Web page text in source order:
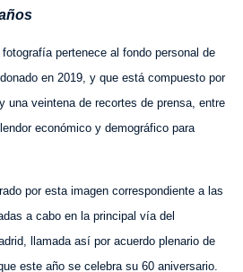
fotografía pertenece al fondo personal de
en 2019, y que está compuesto por
una veintena de recortes de prensa, entre
económico y demográfico para
por esta imagen correspondiente a las
a cabo en la principal vía del
llamada así por acuerdo plenario de
este año se celebra su 60 aniversario.